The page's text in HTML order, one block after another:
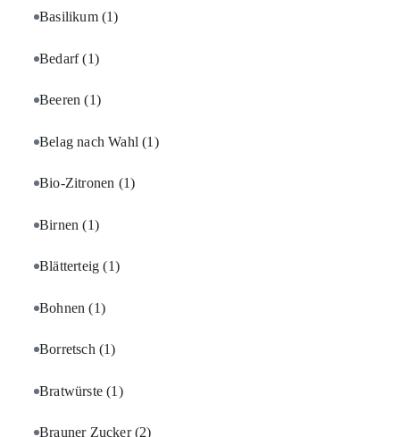
Basilikum (1)
Bedarf(1)
Beeren(1)
Belag nach Wahl(1)
Bio-Zitronen (1)
Birnen(1)
Blätterteig(1)
Bohnen(1)
Borretsch (1)
Bratwürste(1)
Brauner Zucker(2)